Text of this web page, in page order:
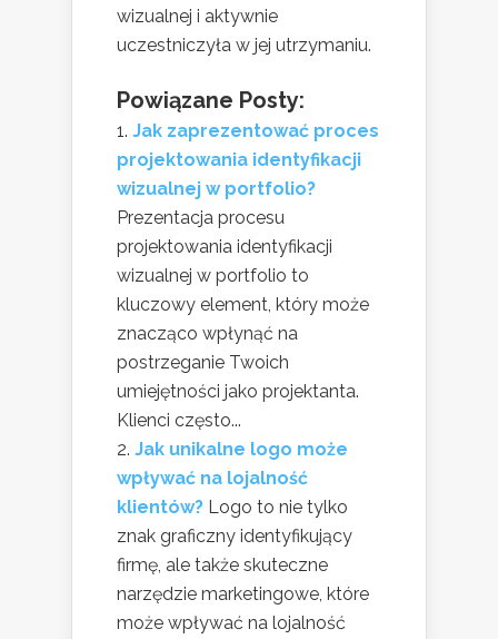
wizualnej i aktywnie
uczestniczyła w jej utrzymaniu.
Powiązane Posty:
Jak zaprezentować proces
projektowania identyfikacji
wizualnej w portfolio?
Prezentacja procesu
projektowania identyfikacji
wizualnej w portfolio to
kluczowy element, który może
znacząco wpłynąć na
postrzeganie Twoich
umiejętności jako projektanta.
Klienci często...
Jak unikalne logo może
wpływać na lojalność
klientów? Logo to nie tylko
znak graficzny identyfikujący
firmę, ale także skuteczne
narzędzie marketingowe, które
może wpływać na lojalność